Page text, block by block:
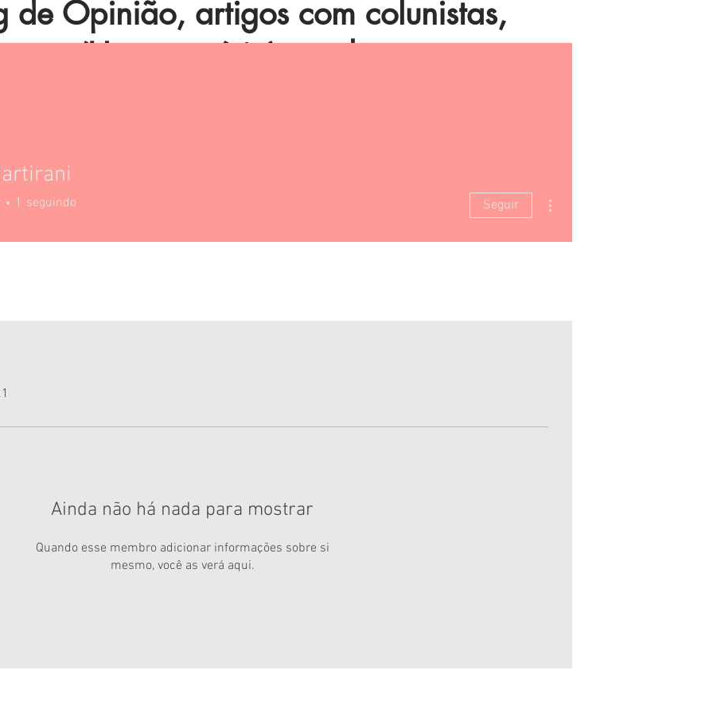
Opinião, artigos com colunistas,
(Horoscopício), modas, esportes,
Ainda não há nada para mostrar
Quando esse membro adicionar informações sobre si
mesmo, você as verá aqui.
1 seguindo Seguir